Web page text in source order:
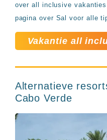
over all inclusive
pagina over Sal voor alle
Vakantie all
Alternatieve
Cabo Verde